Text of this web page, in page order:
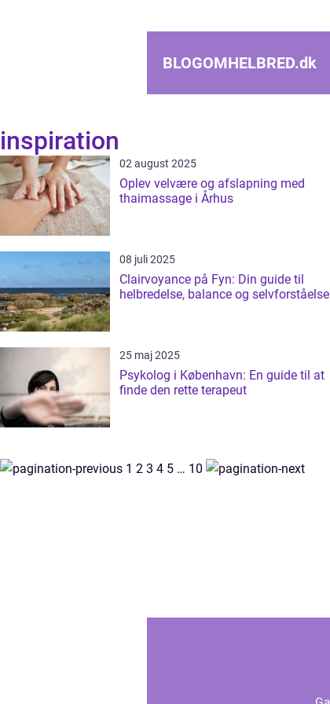
BLOGOMHELBRED.dk
inspiration
02 august 2025
Oplev velvære og afslapning med
thaimassage i Århus
08 juli 2025
Clairvoyance på Fyn: Din guide til
helbredelse, balance og selvforståelse
25 maj 2025
Psykolog i København: En guide til at
finde den rette terapeut
1 2 3 4 5 … 10